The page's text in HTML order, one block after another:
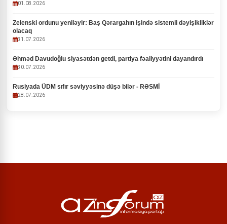
01.08.2026
Zelenski ordunu yeniləyir: Baş Qərargahın işində sistemli dəyişikliklər
olacaq
31.07.2026
Əhməd Davudoğlu siyasətdən getdi, partiya fəaliyyətini dayandırdı
30.07.2026
Rusiyada ÜDM sıfır səviyyəsinə düşə bilər - RƏSMİ
28.07.2026